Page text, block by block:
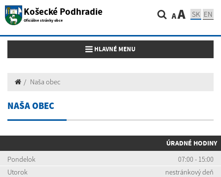
Košecké Podhradie
Oficiálne stránky obce AA SK EN
Toggle navigation
HLAVNÉ MENU
Naša obec
NAŠA OBEC
ÚRADNÉ HODINY
Pondelok
07:00 - 15:00
Utorok
nestránkový deň